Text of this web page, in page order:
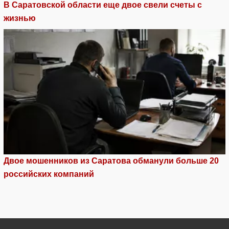
В Саратовской области еще двое свели счеты с
жизнью
Двое мошенников из Саратова обманули больше 20
российских компаний